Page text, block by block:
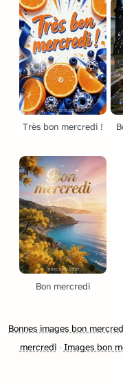
Très bon mercredi !
Bon mercredi
Bonnes images bon
mercredi· Images bon